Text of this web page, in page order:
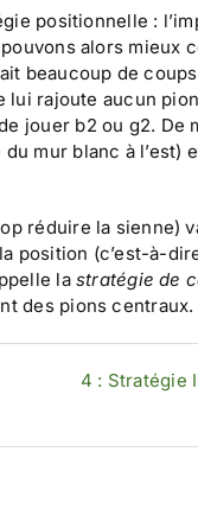
positionnelle :
alors mieux
beaucoup de
lui rajoute aucun
jouer b2 ou g2. De
mur blanc à l’est)
réduire la sienne)
position (c’est-à-
la stratégie de
des pions centraux.
4 : Stratégie